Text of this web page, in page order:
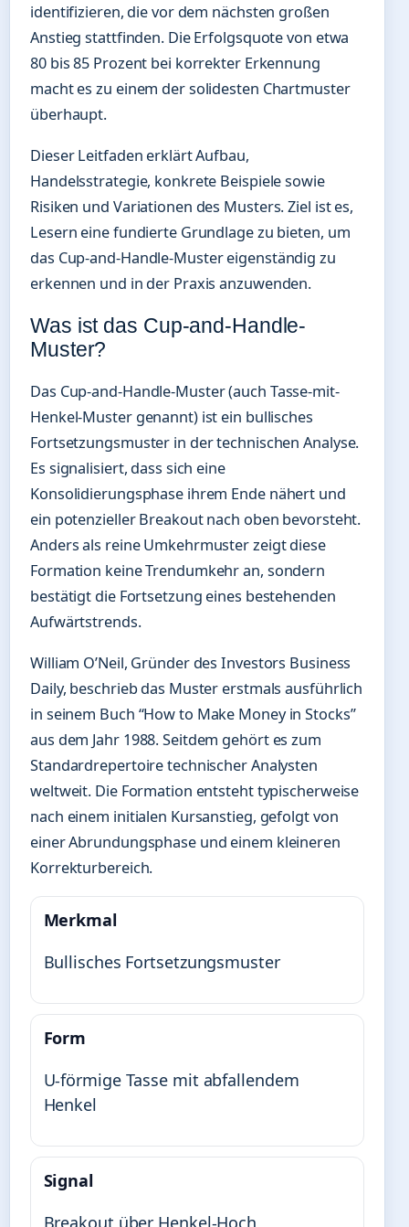
identifizieren, die vor dem nächsten großen
Anstieg stattfinden. Die Erfolgsquote von etwa
80 bis 85 Prozent bei korrekter Erkennung
macht es zu einem der solidesten Chartmuster
überhaupt.
Dieser Leitfaden erklärt Aufbau,
Handelsstrategie, konkrete Beispiele sowie
Risiken und Variationen des Musters. Ziel ist es,
Lesern eine fundierte Grundlage zu bieten, um
das Cup-and-Handle-Muster eigenständig zu
erkennen und in der Praxis anzuwenden.
Was ist das Cup-and-Handle-
Muster?
Das Cup-and-Handle-Muster (auch Tasse-mit-
Henkel-Muster genannt) ist ein bullisches
Fortsetzungsmuster in der technischen Analyse.
Es signalisiert, dass sich eine
Konsolidierungsphase ihrem Ende nähert und
ein potenzieller Breakout nach oben bevorsteht.
Anders als reine Umkehrmuster zeigt diese
Formation keine Trendumkehr an, sondern
bestätigt die Fortsetzung eines bestehenden
Aufwärtstrends.
William O’Neil, Gründer des Investors Business
Daily, beschrieb das Muster erstmals ausführlich
in seinem Buch “How to Make Money in Stocks”
aus dem Jahr 1988. Seitdem gehört es zum
Standardrepertoire technischer Analysten
weltweit. Die Formation entsteht typischerweise
nach einem initialen Kursanstieg, gefolgt von
einer Abrundungsphase und einem kleineren
Korrekturbereich.
Merkmal
Bullisches Fortsetzungsmuster
Form
U-förmige Tasse mit abfallendem
Henkel
Signal
Breakout über Henkel-Hoch